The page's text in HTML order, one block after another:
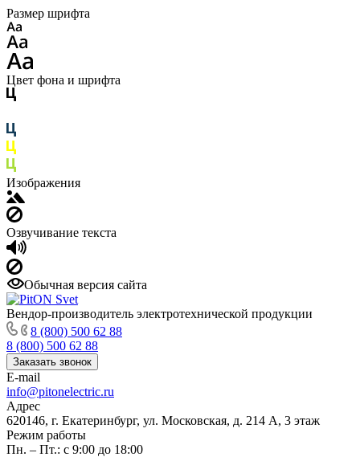
Размер шрифта
Цвет фона и шрифта
Изображения
Озвучивание текста
Обычная версия сайта
Вендор-производитель электротехнической продукции
8 (800) 500 62 88
8 (800) 500 62 88
Заказать звонок
E-mail
info@pitonelectric.ru
Адрес
620146, г. Екатеринбург, ул. Московская, д. 214 А, 3 этаж
Режим работы
Пн. – Пт.: с 9:00 до 18:00